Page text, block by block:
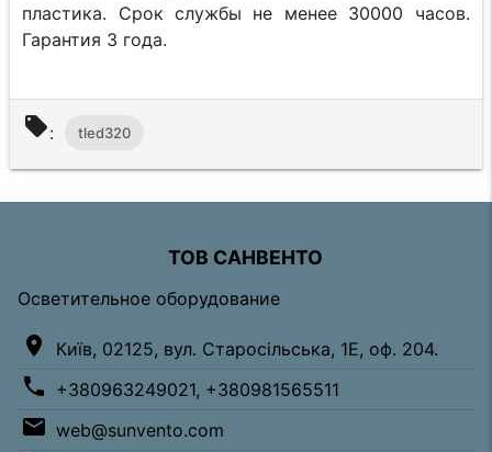
пластика. Срок службы не менее 30000 часов.
Гарантия 3 года.
local_offer: tled320
ТОВ САНВЕНТО
Осветительное оборудование
location_on Київ, 02125, вул. Старосільська, 1Е, оф. 204.
phone +380963249021, +380981565511
email web@sunvento.com